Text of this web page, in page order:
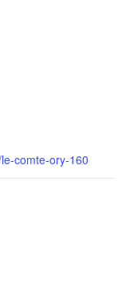
comte-ory-160